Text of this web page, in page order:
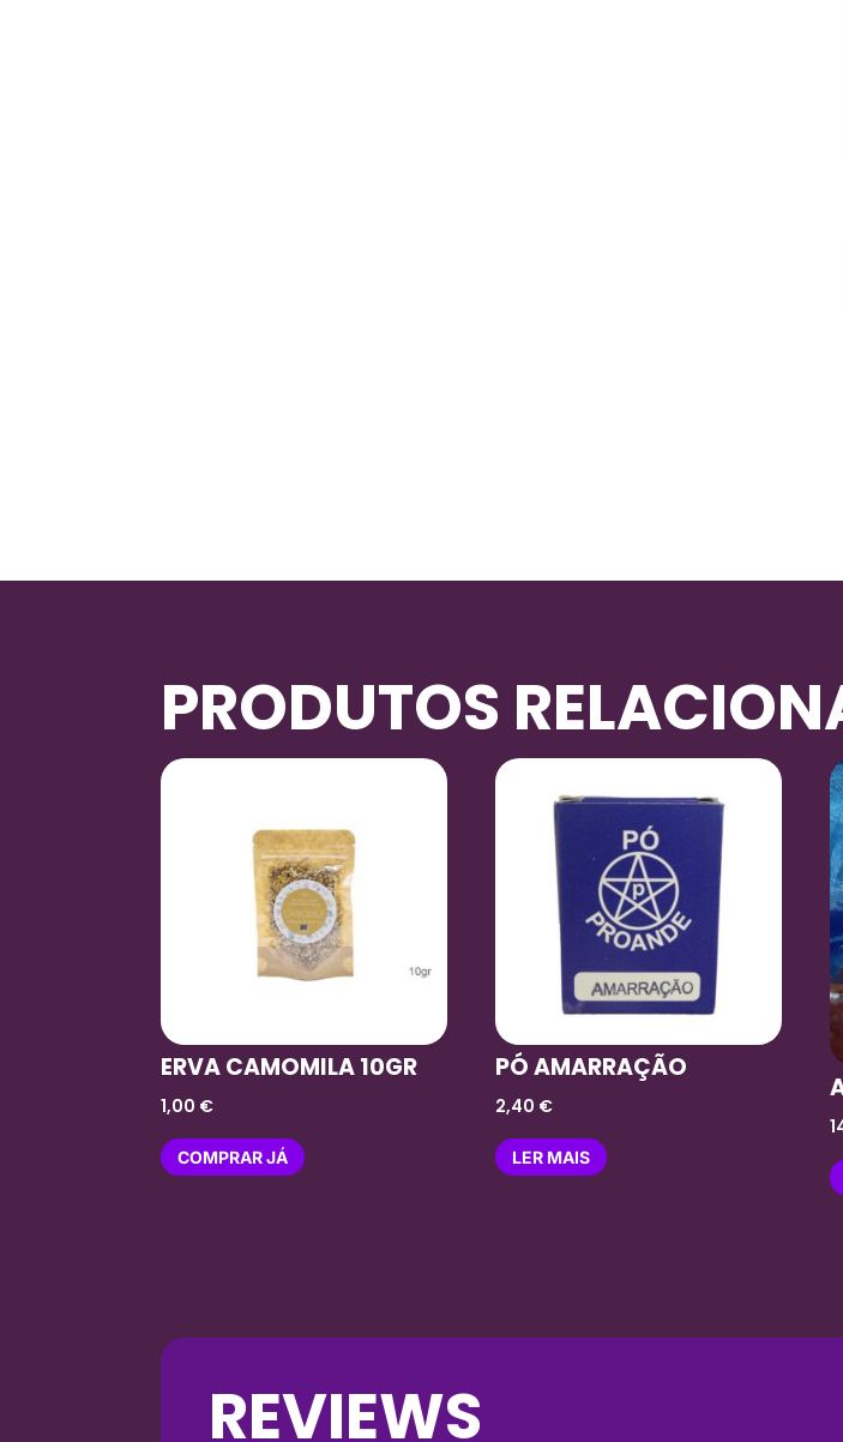
PRODUTOS
ERVA CAMOMILA 10GR
1,00 €
COMPRAR JÁ
PÓ AMARRAÇÃO
2,40 €
LER MAIS
REVIEWS